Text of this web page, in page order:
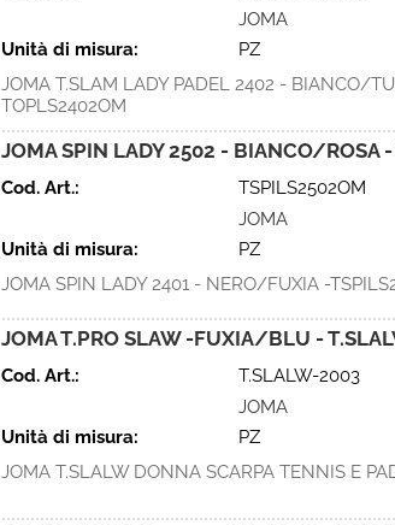
JOMA
Unità di misura:
PZ
JOMA T.SLAM LADY PADEL 2402 - BIANCO/
TOPLS2402OM
JOMA SPIN LADY 2502 - BIANCO/ROSA
Cod. Art.:
TSPILS2502OM
JOMA
Unità di misura:
PZ
JOMA SPIN LADY 2401 - NERO/FUXIA -
JOMA T.PRO SLAW -FUXIA/BLU -
Cod. Art.:
T.SLALW-2003
JOMA
Unità di misura:
PZ
JOMA T.SLALW DONNA SCARPA TENNIS E